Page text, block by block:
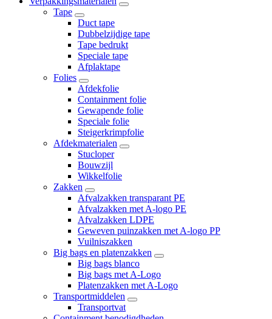
Tape
Duct tape
Dubbelzijdige tape
Tape bedrukt
Speciale tape
Afplaktape
Folies
Afdekfolie
Containment folie
Gewapende folie
Speciale folie
Steigerkrimpfolie
Afdekmaterialen
Stucloper
Bouwzijl
Wikkelfolie
Zakken
Afvalzakken transparant PE
Afvalzakken met A-logo PE
Afvalzakken LDPE
Geweven puinzakken met A-logo PP
Vuilniszakken
Big bags en platenzakken
Big bags blanco
Big bags met A-Logo
Platenzakken met A-Logo
Transportmiddelen
Transportvat